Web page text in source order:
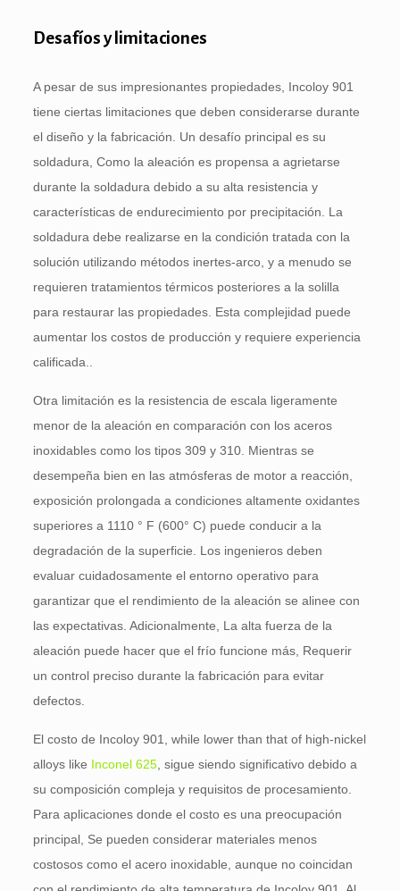
Desafíos y limitaciones
A pesar de sus impresionantes propiedades, Incoloy 901
tiene ciertas limitaciones que deben considerarse durante
el diseño y la fabricación. Un desafío principal es su
soldadura, Como la aleación es propensa a agrietarse
durante la soldadura debido a su alta resistencia y
características de endurecimiento por precipitación. La
soldadura debe realizarse en la condición tratada con la
solución utilizando métodos inertes-arco, y a menudo se
requieren tratamientos térmicos posteriores a la solilla
para restaurar las propiedades. Esta complejidad puede
aumentar los costos de producción y requiere experiencia
calificada..
Otra limitación es la resistencia de escala ligeramente
menor de la aleación en comparación con los aceros
inoxidables como los tipos 309 y 310. Mientras se
desempeña bien en las atmósferas de motor a reacción,
exposición prolongada a condiciones altamente oxidantes
superiores a 1110 ° F (600° C) puede conducir a la
degradación de la superficie. Los ingenieros deben
evaluar cuidadosamente el entorno operativo para
garantizar que el rendimiento de la aleación se alinee con
las expectativas. Adicionalmente, La alta fuerza de la
aleación puede hacer que el frío funcione más, Requerir
un control preciso durante la fabricación para evitar
defectos.
El costo de Incoloy 901, while lower than that of high-nickel
alloys like Inconel 625, sigue siendo significativo debido a
su composición compleja y requisitos de procesamiento.
Para aplicaciones donde el costo es una preocupación
principal, Se pueden considerar materiales menos
costosos como el acero inoxidable, aunque no coincidan